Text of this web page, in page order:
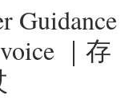
Guidance
｜存